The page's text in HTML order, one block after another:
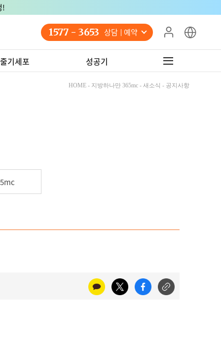
!
1577 - 3653 상담 예약
기세포 성공기
HOME - 지방하나만 365mc - 새소식 - 공지사항